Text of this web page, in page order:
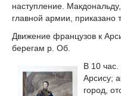
наступление.
главной армии, приказано
Движение французов к
берегам р. Об.
В 10
Арсису;
город,